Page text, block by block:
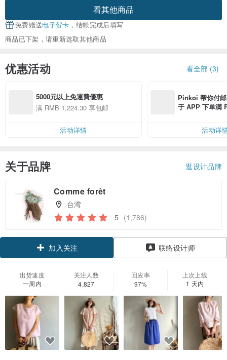
看其他商品
免费赠送电子贺卡 ，结帐完成后填写
商品已下架，请重新选取其他商品
优惠活动 看全部 (3)
5000元以上免運費優惠
满 RMB 1,224.30 享包邮
活动详情
Pinkoi 帮你付
于 APP 下单满
活动详
关于品牌 逛设计品牌
Comme forêt
台湾
5 (1,786)
加入关注 联络设计师
出货速度
一周内
关注人数
4,827
回应率
97%
上次上线
1 天内